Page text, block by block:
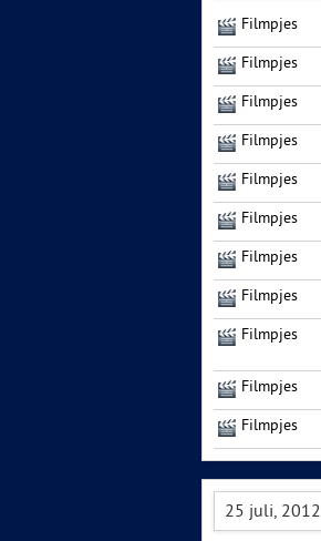
Filmpjes
Filmpjes
Filmpjes
Filmpjes
Filmpjes
Filmpjes
Filmpjes
Filmpjes
Filmpjes
Filmpjes
Filmpjes
25 juli, 2012